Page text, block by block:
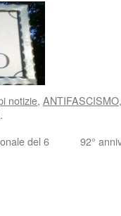
notizie, ANTIFASCISMO
.
del 6
92°